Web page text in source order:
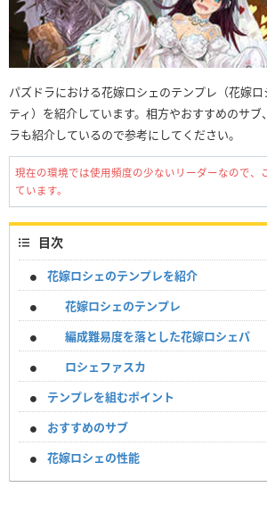
パズドラにおける花嫁ロシェのテンプレ（花嫁
ティ）を紹介しています。相方やおすすめのサブ
ラも紹介しているので参考にしてください。
現在の環境では使用頻度の少ないリーダーなので、
ています。
目次
花嫁ロシェのテンプレを紹介
花嫁ロシェのテンプレ
編成難易度を落とした花嫁ロシェパ
ロシェファスカ
テンプレを組むポイント
おすすめのサブ
花嫁ロシェの性能